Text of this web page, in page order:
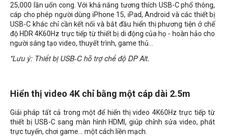
25,000 lần uốn cong. Với khả năng tương thích USB-C phổ thông,
cáp cho phép người dùng iPhone 15, iPad, Android và các thiết bị
USB-C khác chỉ cần kết nối và bắt đầu hiển thị phương tiện ở chế
độ HDR 4K60Hz trực tiếp từ thiết bị di động của họ - hoàn hảo cho
người sáng tạo video, thuyết trình, game thủ...
*Lưu ý: Thiết bị USB-C hỗ trợ chế độ DP Alt.
Hiển thị video 4K chỉ bằng một cáp dài 2.5m
Giải pháp tất cả trong một để hiển thị video 4K60Hz trực tiếp từ
thiết bị USB-C sang màn hình HDMI, giúp chỉnh sửa video, phát
trực tuyến, chơi game... một cách liền mạch.